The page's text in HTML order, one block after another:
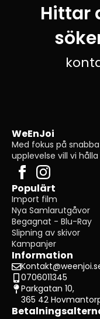
Hittar
WeEnJoi
Med fokus på
upplevelse vill vi
Populärt
Import film
Nya Samlarutgåvor
Begagnat - Blu-Ray
Slipning av skivor
Kampanjer
Information
0706011345
Parkgatan 10,
365 42